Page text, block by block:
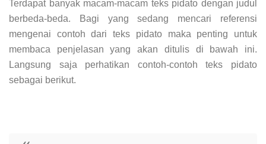
Terdapat banyak macam-macam teks pidato dengan judul
berbeda-beda. Bagi yang sedang mencari referensi
mengenai contoh dari teks pidato maka penting untuk
membaca penjelasan yang akan ditulis di bawah ini.
Langsung saja perhatikan contoh-contoh teks pidato
sebagai berikut.